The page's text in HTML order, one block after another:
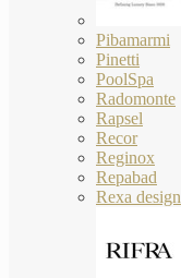
Pibamarmi
Pinetti
PoolSpa
Radomonte
Rapsel
Recor
Reginox
Repabad
Rexa design